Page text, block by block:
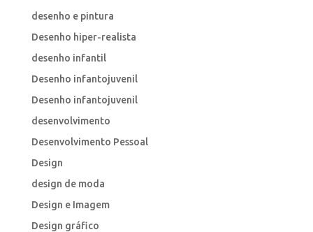
desenho e pintura
Desenho hiper-realista
desenho infantil
Desenho infantojuvenil
Desenho infantojuvenil
desenvolvimento
Desenvolvimento Pessoal
Design
design de moda
Design e Imagem
Design gráfico